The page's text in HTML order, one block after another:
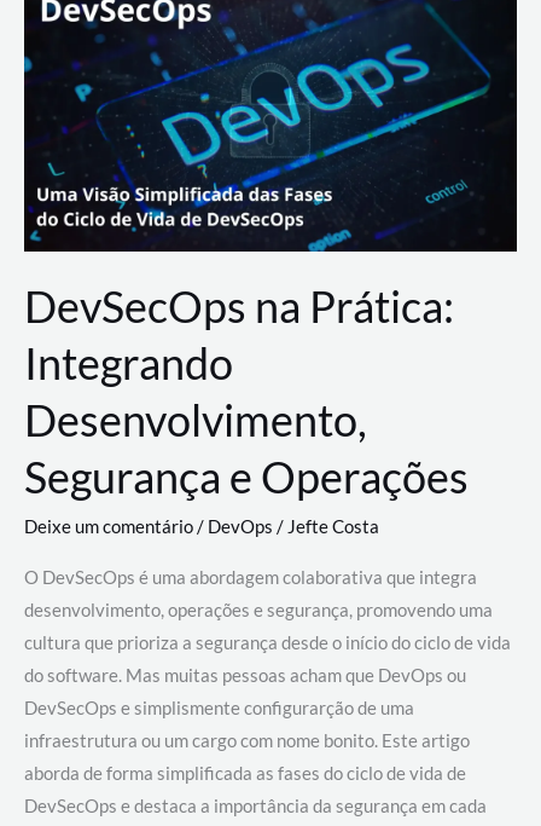
Lance
Rural
DevSecOps na Prática:
Integrando
Desenvolvimento,
Segurança e Operações
Deixe um comentário/ DevOps /Jefte Costa
O DevSecOps é uma abordagem colaborativa que integra
desenvolvimento, operações e segurança, promovendo uma
cultura que prioriza a segurança desde o início do ciclo de vida
do software. Mas muitas pessoas acham que DevOps ou
DevSecOps e simplismente configurarção de uma
infraestrutura ou um cargo com nome bonito. Este artigo
aborda de forma simplificada as fases do ciclo de vida de
DevSecOps e destaca a importância da segurança em cada